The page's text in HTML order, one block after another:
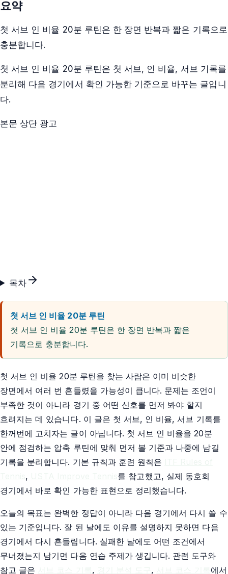
요약
첫 서브 인 비율 20분 루틴은 한 장면 반복과 짧은 기록으로
충분합니다.
첫 서브 인 비율 20분 루틴은 첫 서브, 인 비율, 서브 기록를
분리해 다음 경기에서 확인 가능한 기준으로 바꾸는 글입니
다.
본문 상단 광고
목차
첫 서브 인 비율 20분 루틴
첫 서브 인 비율 20분 루틴은 한 장면 반복과 짧은
기록으로 충분합니다.
첫 서브 인 비율 20분 루틴을 찾는 사람은 이미 비슷한
장면에서 여러 번 흔들렸을 가능성이 큽니다. 문제는 조언이
부족한 것이 아니라 경기 중 어떤 신호를 먼저 봐야 할지
흐려지는 데 있습니다. 이 글은 첫 서브, 인 비율, 서브 기록를
한꺼번에 고치자는 글이 아닙니다. 첫 서브 인 비율을 20분
안에 점검하는 압축 루틴에 맞춰 먼저 볼 기준과 나중에 남길
기록을 분리합니다. 기본 규칙과 훈련 원칙은
,
를 참고했고, 실제 동호회
경기에서 바로 확인 가능한 표현으로 정리했습니다.
오늘의 목표는 완벽한 정답이 아니라 다음 경기에서 다시 쓸 수
있는 기준입니다. 잘 된 날에도 이유를 설명하지 못하면 다음
경기에서 다시 흔들립니다. 실패한 날에도 어떤 조건에서
무너졌는지 남기면 다음 연습 주제가 생깁니다. 관련 도구와
참고 글은
, ,
에서